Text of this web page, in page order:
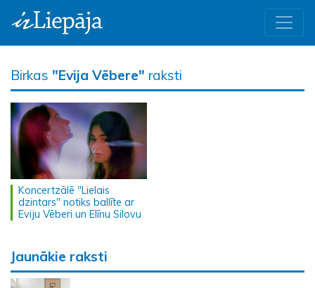
Birkas "Evija Vēbere" raksti
Koncertzālē "Lielais
dzintars" notiks ballīte ar
Eviju Vēberi un Elīnu Silovu
Jaunākie raksti